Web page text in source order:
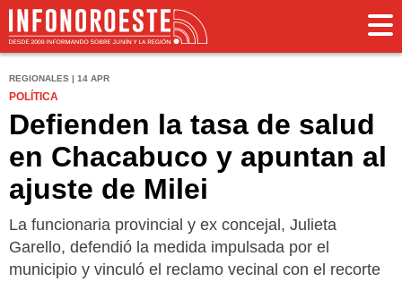
REGIONALES | 14 APR
POLÍTICA
Defienden la tasa de salud
en Chacabuco y apuntan al
ajuste de Milei
La funcionaria provincial y ex concejal, Julieta
Garello, defendió la medida impulsada por el
municipio y vinculó el reclamo vecinal con el recorte